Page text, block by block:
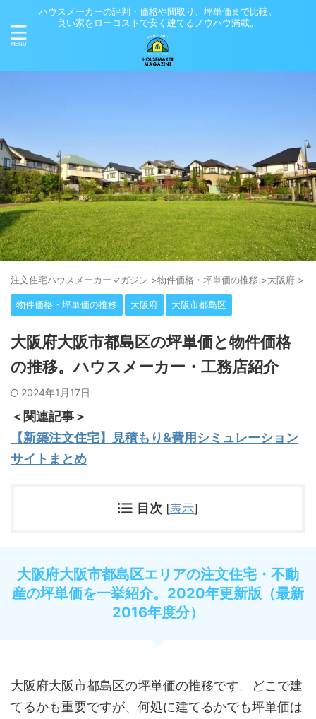
ハウスメーカーの評判・価格や間取り、坪単価まで比較。
良い家をローコストで安く建てるノウハウ満載。
注⽂住宅ハウスメーカーマガジン >物件価格・坪単価の推移 >大阪府 >大
物件価格・坪単価の推移 大阪府 大阪市都島区
大阪府大阪市都島区の坪単価と物件価格
の推移。ハウスメーカー・工務店紹介
2024年1月17日
＜関連記事＞
【新築注文住宅】見積もり&費用シミュレーション
サイトまとめ
目次 [表示]
大阪府大阪市都島区エリアの注文住宅・不動
産の坪単価を一挙紹介。2020年更新版（最新
2016年度分）
大阪府大阪市都島区の坪単価の推移です。どこで建
てるかも重要ですが、何処に建てるかでも坪単価は